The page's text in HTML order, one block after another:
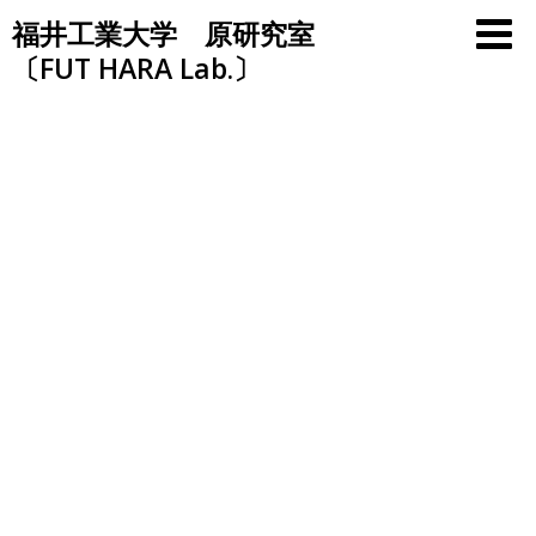
Skip
to
content
福井工業大学 原研究室
〔FUT HARA Lab.〕